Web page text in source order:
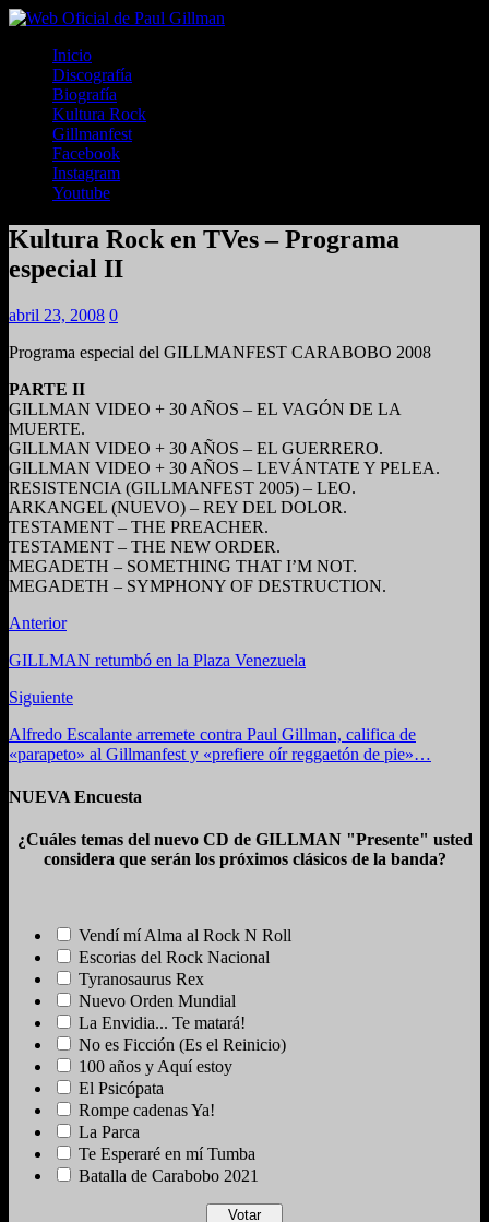
Inicio
Discografía
Biografía
Kultura Rock
Gillmanfest
Facebook
Instagram
Youtube
Kultura Rock en TVes – Programa
especial II
abril 23, 2008 0
Programa especial del GILLMANFEST CARABOBO 2008
PARTE II
GILLMAN VIDEO + 30 AÑOS – EL VAGÓN DE LA
MUERTE.
GILLMAN VIDEO + 30 AÑOS – EL GUERRERO.
GILLMAN VIDEO + 30 AÑOS – LEVÁNTATE Y PELEA.
RESISTENCIA (GILLMANFEST 2005) – LEO.
ARKANGEL (NUEVO) – REY DEL DOLOR.
TESTAMENT – THE PREACHER.
TESTAMENT – THE NEW ORDER.
MEGADETH – SOMETHING THAT I’M NOT.
MEGADETH – SYMPHONY OF DESTRUCTION.
Anterior
GILLMAN retumbó en la Plaza Venezuela
Siguiente
Alfredo Escalante arremete contra Paul Gillman, califica de
«parapeto» al Gillmanfest y «prefiere oír reggaetón de pie»…
NUEVA Encuesta
¿Cuáles temas del nuevo CD de GILLMAN "Presente" usted
considera que serán los próximos clásicos de la banda?
Vendí mí Alma al Rock N Roll
Escorias del Rock Nacional
Tyranosaurus Rex
Nuevo Orden Mundial
La Envidia... Te matará!
No es Ficción (Es el Reinicio)
100 años y Aquí estoy
El Psicópata
Rompe cadenas Ya!
La Parca
Te Esperaré en mí Tumba
Batalla de Carabobo 2021